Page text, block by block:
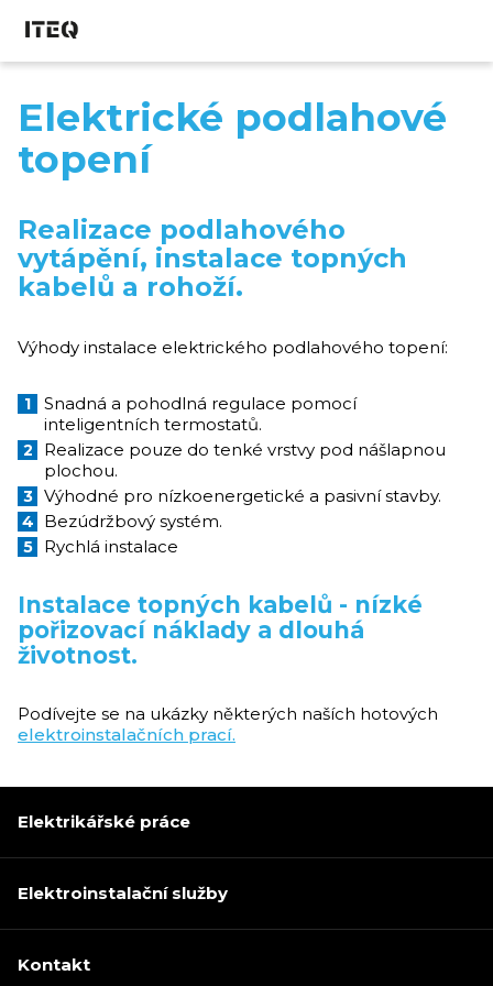
Elektrické podlahové
topení
Realizace podlahového
vytápění, instalace topných
kabelů a rohoží.
Výhody instalace elektrického podlahového topení:
Snadná a pohodlná regulace pomocí
inteligentních termostatů.
Realizace pouze do tenké vrstvy pod nášlapnou
plochou.
Výhodné pro nízkoenergetické a pasivní stavby.
Bezúdržbový systém.
Rychlá instalace
Instalace topných kabelů - nízké
pořizovací náklady a dlouhá
životnost.
Podívejte se na ukázky některých naších hotových
elektroinstalačních prací.
Elektrikářské práce
Elektroinstalační služby
Kontakt